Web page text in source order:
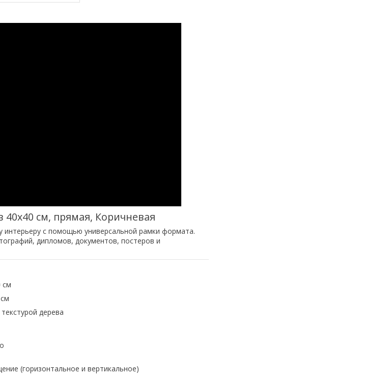
см, прямая, Коричневая
с помощью универсальной рамки формата.
дипломов, документов, постеров и
см
дерева
(горизонтальное и вертикальное)